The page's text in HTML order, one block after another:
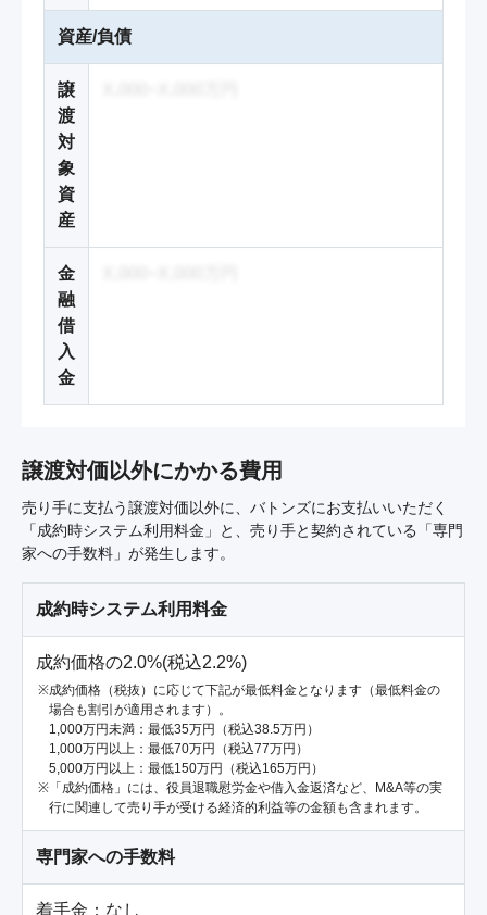
資産/負債
譲
渡
対
象
資
産
金
融
借
入
金
譲渡対価以外にかかる費用
売り手に支払う譲渡対価以外に、バトンズにお支払いいただく
「成約時システム利用料金」と、売り手と契約されている「専門
家への手数料」が発生します。
成約時システム利用料金
成約価格の2.0%(税込2.2%)
成約価格（税抜）に応じて下記が最低料金となります（最低料金の
場合も割引が適用されます）。
1,000万円未満：最低35万円（税込38.5万円）
1,000万円以上：最低70万円（税込77万円）
5,000万円以上：最低150万円（税込165万円）
「成約価格」には、役員退職慰労金や借入金返済など、M&A等の実
行に関連して売り手が受ける経済的利益等の金額も含まれます。
専門家への手数料
着手金：なし